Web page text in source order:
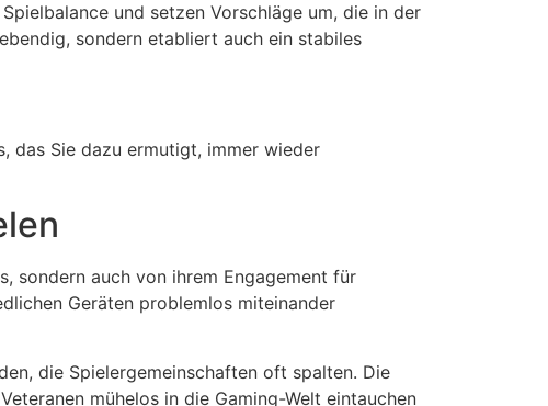
und setzen Vorschläge um, die in der
sondern etabliert auch ein stabiles
das Sie dazu ermutigt, immer wieder
sondern auch von ihrem Engagement für
Geräten problemlos miteinander
die Spielergemeinschaften oft spalten. Die
mühelos in die Gaming-Welt eintauchen